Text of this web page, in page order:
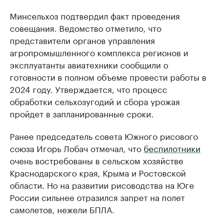
Минсельхоз подтвердил факт проведения
совещания. Ведомство отметило, что
представители органов управления
агропромышленного комплекса регионов и
эксплуатанты авиатехники сообщили о
готовности в полном объеме провести работы в
2024 году. Утверждается, что процесс
обработки сельхозугодий и сбора урожая
пройдет в запланированные сроки.
Ранее председатель совета Южного рисового
союза Игорь Лобач отмечал, что беспилотники
очень востребованы в сельском хозяйстве
Краснодарского края, Крыма и Ростовской
области. Но на развитии рисоводства на Юге
России сильнее отразился запрет на полет
самолетов, нежели БПЛА.